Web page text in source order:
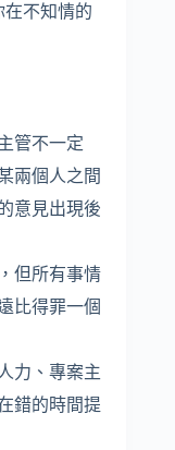
不知情的
管不一定
兩個人之間
意見出現後
但所有事情
比得罪一個
力、專案主
錯的時間提